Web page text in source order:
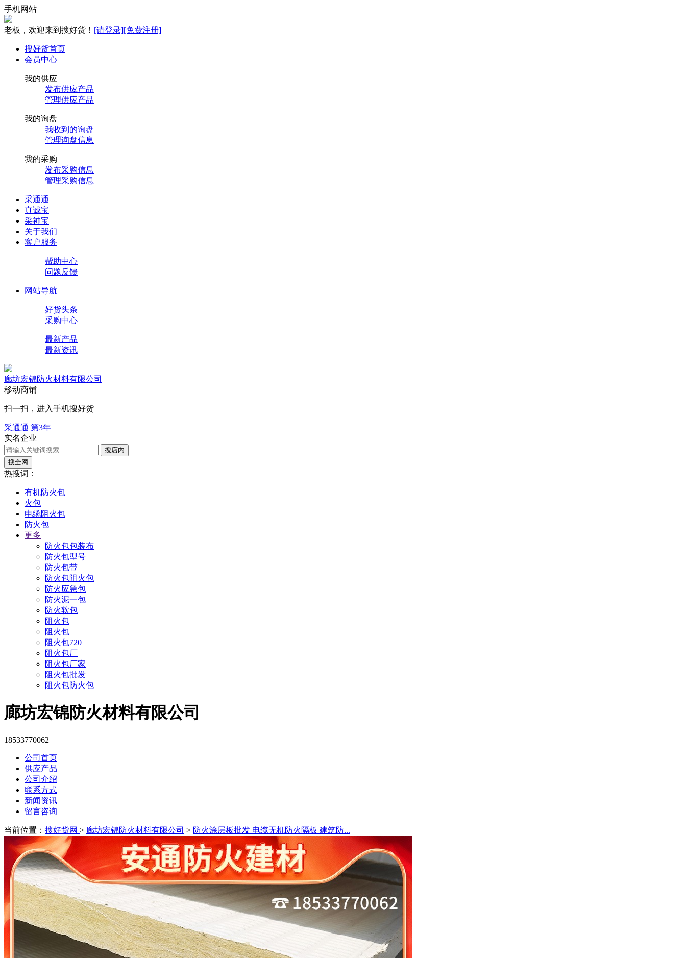
手机网站
老板，欢迎来到搜好货！ [请登录][免费注册]
搜好货首页
会员中心
我的供应
发布供应产品
管理供应产品
我的询盘
我收到的询盘
管理询盘信息
我的采购
发布采购信息
管理采购信息
采通通
真诚宝
采神宝
关于我们
客户服务
帮助中心
问题反馈
网站导航
好货头条
采购中心
最新产品
最新资讯
廊坊宏锦防火材料有限公司
移动商铺
扫一扫，进入手机搜好货
采通通 第3年
实名企业
搜店内
搜全网
热搜词：
有机防火包
火包
电缆阻火包
防火包
更多
防火包包装布
防火包型号
防火包带
防火包阻火包
防火应急包
防火泥一包
防火软包
阻火包
阻火包
阻火包720
阻火包厂
阻火包厂家
阻火包批发
阻火包防火包
廊坊宏锦防火材料有限公司
18533770062
公司首页
供应产品
公司介绍
联系方式
新闻资讯
留言咨询
当前位置： 搜好货网 > 廊坊宏锦防火材料有限公司 > 防火涂层板批发 电缆无机防火隔板 建筑防...